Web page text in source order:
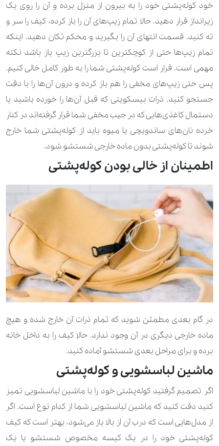
خود کوله‌پشتی خود را به بیرون از منزل برده و آن را روی یک
زیرانداز قرار دهید. حالا تمام زیپ‌های آن را باز کرده، کیف را سر و
ته کنید. قسمت انتهای آن را بگیرید و محکم تکان دهید. اینکه
تمام زیپ‌ها حتی از کوچکترین تا بزرگترین زیپ باز باشد نکته
مهمی است. قرار است کوله‌پشتی شما را به طور کامل خالی کنیم.
پس حتی زیپ‌های مخفی را هم باز کرده و درون آن‌ها را با دقت
جستجو کنید. ذرات بیسکویتی که قبل آن‌ها را خورده باشید یا
دستمال کاغذی‌هایی که در جیب مخفی شما قرار گرفته‌اند در کنار
خرده نان‌های ساندویچی یا میوه باید از کوله‌پشتی شما خارج
شوند تا کوله‌پشتی بدون ماده خارجی شستشو شود.
اطمینان از خالی بودن کوله‌پشتی
در گام بعدی مطمئن شوید که تمام ذرات آن خارج شده و هیچ
ماده خارجی دیگری در آن وجود ندارد. حالا کیف را به داخل خانه
برده و برای مراحل بعدی شستشو آماده کنید.
ماشین لباسشویی و کوله‌پشتی
اگر تصمیم گرفتید کوله‌پشتی خود را با ماشین لباسشویی تمیز
کنید دقت کنید که ماشین لباسشویی شما از کدام نوع است. اگر
از مدل‌هایی است که درب آن از بالا باز می‌شود، بهتر است که کیف
کوله‌پشتی خود را در یک کیسه مخصوص شستشو یا یک